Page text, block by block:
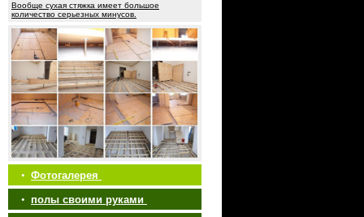
Вообще сухая стяжка имеет большое
количество серьезных минусов.
• Фотогалерея
• полы своими руками